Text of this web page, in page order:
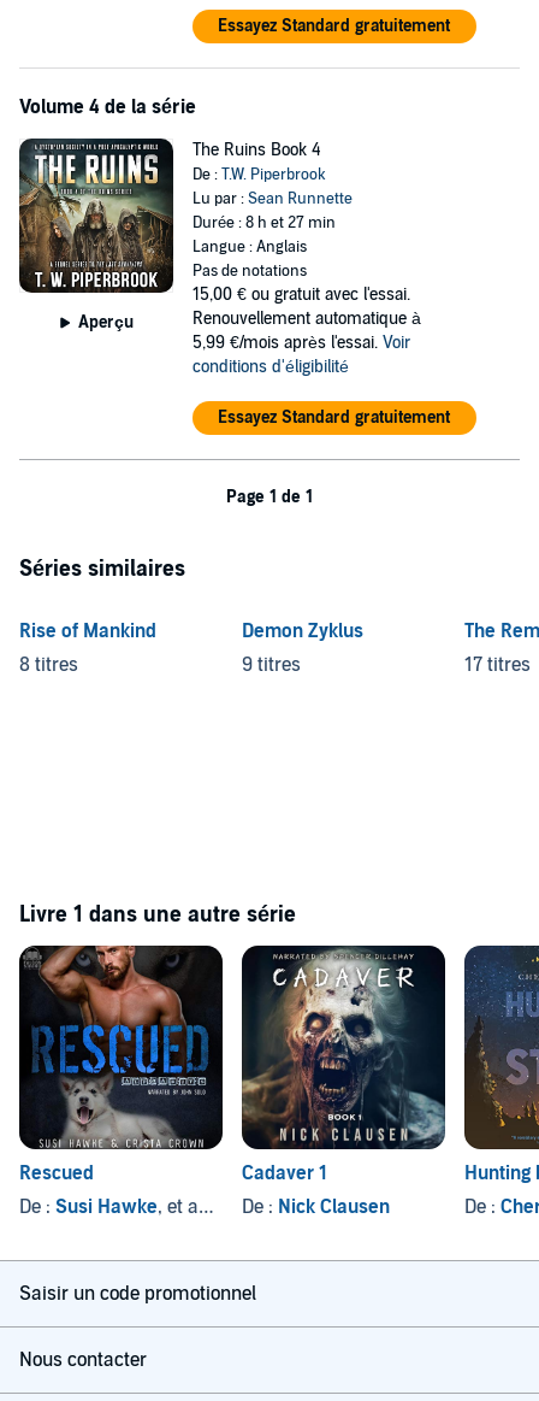
Essayez Standard gratuitement
Volume 4 de la série
Aperçu
The Ruins Book 4
De :T.W. Piperbrook
Lu par :Sean Runnette
Durée : 8 h et 27 min
Langue : Anglais
Pas de notations
15,00 € ou gratuit avec l'essai.
Renouvellement automatique à
5,99 €/mois après l'essai. Voir
conditions d'éligibilité
Essayez Standard gratuitement
Page 1 de 1
Séries similaires
Rise of Mankind
8 titres
Demon Zyklus
9 titres
The
17 titres
Livre 1 dans une autre série
Rescued
De : Susi Hawke, et autres
Cadaver 1
De : Nick Clausen
Hunting
De :
Saisir un code promotionnel
Nous contacter